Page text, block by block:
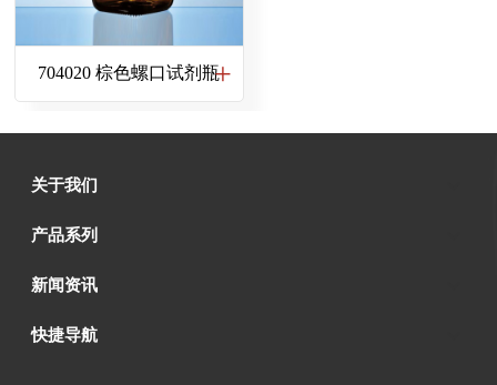
704020 棕色螺口试剂瓶
关于我们
产品系列
新闻资讯
快捷导航